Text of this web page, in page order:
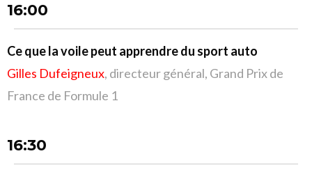
16:00
Ce que la voile peut apprendre du sport auto
Gilles Dufeigneux, directeur général, Grand Prix de
France de Formule 1
16:30